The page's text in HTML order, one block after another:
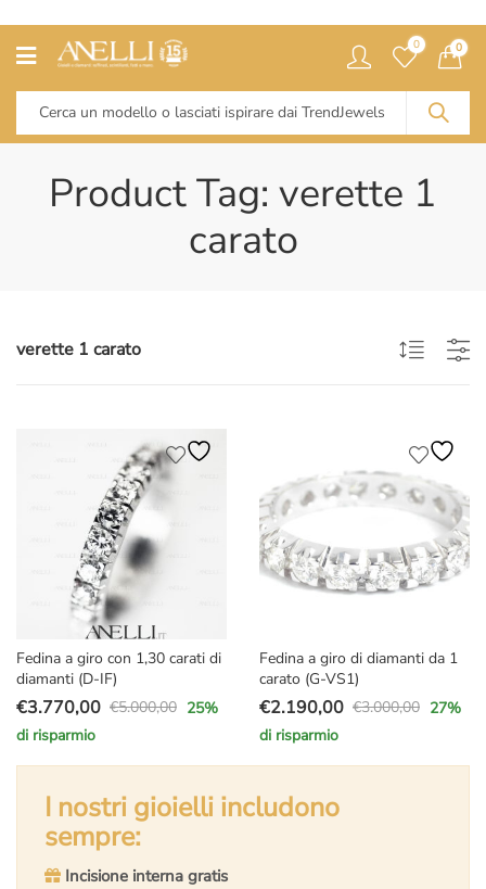
0 0
Product Tag: verette 1
carato
verette 1 carato
Fedina a giro con 1,30 carati di
diamanti (D-IF)
€5.000,00
Il
prezzo
originale
€5.000,00.
€3.770,00
Il
prezzo
attuale
€3.770,00.
25%
di risparmio
Fedina a giro di diamanti da 1
carato (G-VS1)
€3.000,00
Il
prezzo
originale
era:
€2.190,00
Il
prezzo
attuale
è:
27%
di risparmio
I nostri gioielli includono
sempre:
Incisione interna gratis